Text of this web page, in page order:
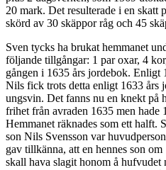
20 mark. Det resulterade i en skatt
skörd av 30 skäppor råg och 45
Sven tycks ha brukat hemmanet
följande tillgångar: 1 par oxar, 4
gången i 1635 års jordebok. Enligt
Nils fick trots detta enligt 1633 års
ungsvin. Det fanns nu en knekt på
frihet från avraden 1635 men hade
Hemmanet räknades som ett halft.
son Nils Svensson var
gav tillkänna, att en hennes son
skall hava slagit honom å hufvudet